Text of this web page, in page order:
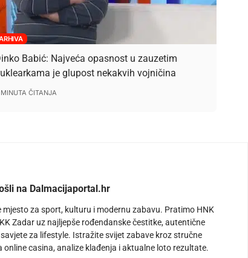
Babić: Najveća opasnost u zauzetim
je glupost nekakvih vojničina
ČITANJA
na Dalmacijaportal.hr
mjesto za sport, kulturu i modernu zabavu. Pratimo HNK
Zadar uz najljepše rođendanske čestitke, autentične
savjete za lifestyle. Istražite svijet zabave kroz stručne
online casina, analize klađenja i aktualne loto rezultate.